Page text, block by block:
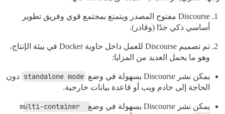
Discourse مفتوح المصدر ويتمتع بمجتمع قوي وفريق تطوير
أساسي ذكي جدًا (وقادر).
تم تصميم Discourse للعمل داخل حاوية Docker في بيئة الإنتاج،
وهو ما يحمل العديد من المزايا:
يمكن نشر Discourse بسهولة في وضع standalone mode دون
الحاجة إلى خادم ويب أو قاعدة بيانات خارجية.
يمكن نشر Discourse بسهولة في وضع
multi-container